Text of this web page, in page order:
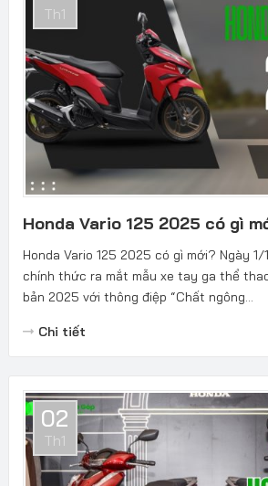
Th1
Honda Vario 125 2025 có gì
Honda Vario 125 2025 có gì mới? Ngày
chính thức ra mắt mẫu xe tay ga thể
bản 2025 với thông điệp “Chất ngông...
Chi tiết
02
Th1